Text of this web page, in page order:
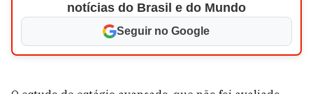
notícias do Brasil e do Mundo
Seguir no Google